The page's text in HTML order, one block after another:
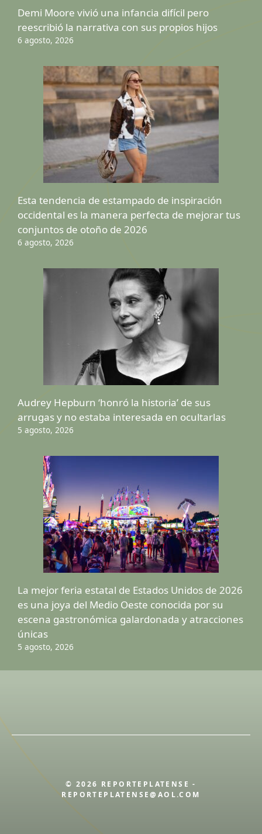
Demi Moore vivió una infancia difícil pero
reescribió la narrativa con sus propios hijos
6 agosto, 2026
Esta tendencia de estampado de inspiración
occidental es la manera perfecta de mejorar tus
conjuntos de otoño de 2026
6 agosto, 2026
Audrey Hepburn ‘honró la historia’ de sus
arrugas y no estaba interesada en ocultarlas
5 agosto, 2026
La mejor feria estatal de Estados Unidos de 2026
es una joya del Medio Oeste conocida por su
escena gastronómica galardonada y atracciones
únicas
5 agosto, 2026
© 2026 REPORTEPLATENSE -
REPORTEPLATENSE@AOL.COM